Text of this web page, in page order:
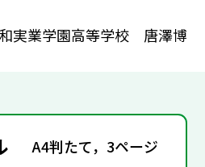
実業学園高等学校 唐澤博
A4判たて，3ページ